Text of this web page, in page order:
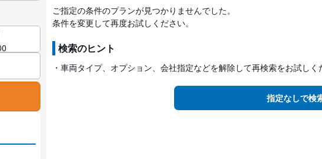
ご指定の条件のプランが見つかりませんでした。
条件を変更して再度お試しください。
検索のヒント
・車両タイプ、オプション、会社指定などを解除して再検索をお試しく
指定なしで検